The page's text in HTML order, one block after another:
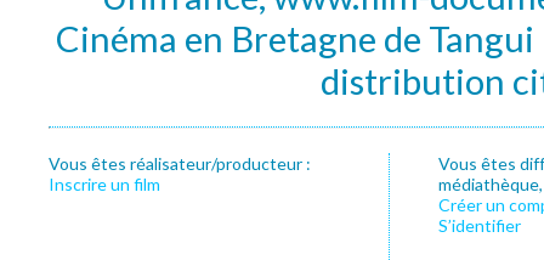
Cinéma en Bretagne de
distribution
Vous êtes réalisateur/producteur :
Inscrire un film
Vous êtes
Créer un
S’identifier